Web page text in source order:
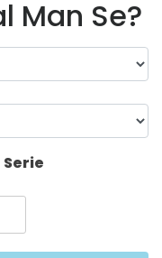
Man Se?
Serie